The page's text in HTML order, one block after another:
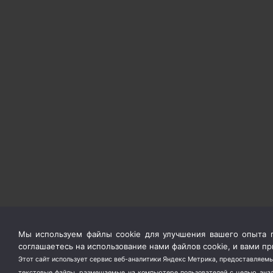
Мы используем файлы cookie для улучшения вашего опыта
соглашаетесь на использование нами файлов cookie, и вами
Этот сайт использует сервис веб-аналитики Яндекс Метрика,